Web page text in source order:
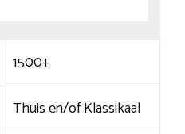
1500+
Thuis en/of Klassikaal